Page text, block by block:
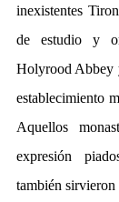
inexistentes
de estudio y
Holyrood Abbey
establecimiento
Aquellos
expresión
también sirvieron